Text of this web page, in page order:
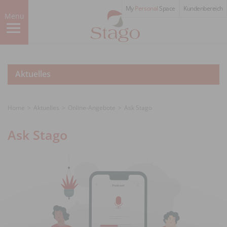
to
main
content
Menu
MyPersonal Space Kundenbereich
Aktuelles
Ask Stago